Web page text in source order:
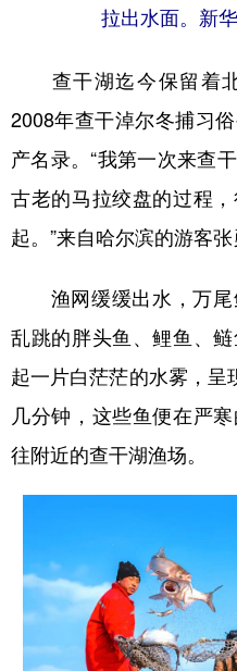
拉出水面。新
查干湖迄今保留着北
2008年查干淖尔冬捕习
产名录。“我第一次来查
古老的马拉绞盘的过程
起。”来自哈尔滨的游客张
渔网缓缓出水，万尾
乱跳的胖头鱼、鲤鱼、
起一片白茫茫的水雾，呈
几分钟，这些鱼便在严
往附近的查干湖渔场。